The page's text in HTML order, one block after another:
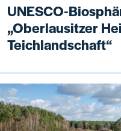
UNESCO-
„Oberlausitzer
Teichlandschaft“
Bild